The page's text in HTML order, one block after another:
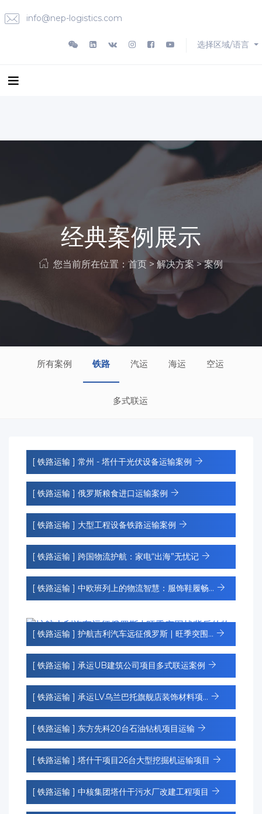
info@nep-logistics.com
选择区域/语言
经典案例展示
您当前所在位置：首页 > 解决方案> 案例
所有案例 铁路 汽运 海运 空运
多式联运
[ 铁路运输 ] 常州 - 塔什干光伏设备运输案例
[ 铁路运输 ] 俄罗斯粮食进口运输案例
[ 铁路运输 ] 大型工程设备铁路运输案例
[ 铁路运输 ] 跨国物流护航：家电“出海”无忧记
[ 铁路运输 ] 中欧班列上的物流智慧：服饰鞋履畅...
[ 铁路运输 ] 护航吉利汽车远征俄罗斯 | 旺季突围...
[ 铁路运输 ] 承运UB建筑公司项目多式联运案例
[ 铁路运输 ] 承运LV乌兰巴托旗舰店装饰材料项...
[ 铁路运输 ] 东方先科20台石油钻机项目运输
[ 铁路运输 ] 塔什干项目26台大型挖掘机运输项目
[ 铁路运输 ] 中核集团塔什干污水厂改建工程项目